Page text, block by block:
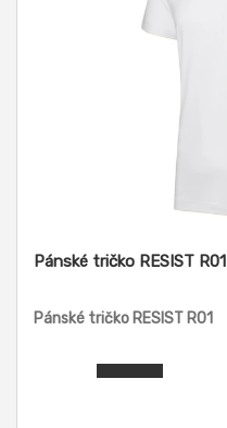
Pánské tričko RESIST R01
Pánské tričko RESIST R01